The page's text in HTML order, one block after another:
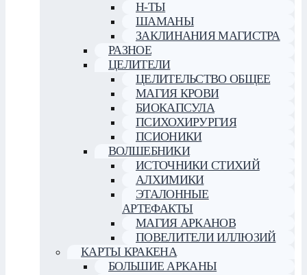
Н-ТЫ
ШАМАНЫ
ЗАКЛИНАНИЯ МАГИСТРА
РАЗНОЕ
ЦЕЛИТЕЛИ
ЦЕЛИТЕЛЬСТВО ОБЩЕЕ
МАГИЯ КРОВИ
БИОКАПСУЛА
ПСИХОХИРУРГИЯ
ПСИОНИКИ
ВОЛШЕБНИКИ
ИСТОЧНИКИ СТИХИЙ
АЛХИМИКИ
ЭТАЛОННЫЕ
АРТЕФАКТЫ
МАГИЯ АРКАНОВ
ПОВЕЛИТЕЛИ ИЛЛЮЗИЙ
КАРТЫ КРАКЕНА
БОЛЬШИЕ АРКАНЫ